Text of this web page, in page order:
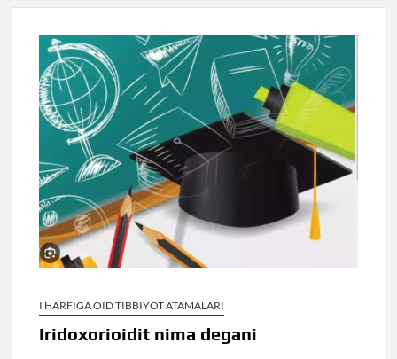
I HARFIGA OID TIBBIYOT ATAMALARI
Iridoxorioidit nima degani